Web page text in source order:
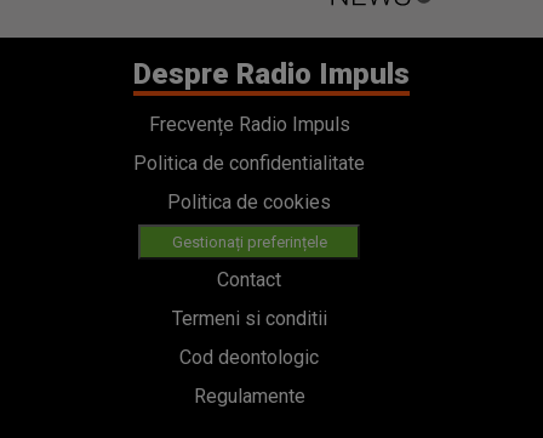
Despre Radio Impuls
Frecvențe Radio Impuls
Politica de confidentialitate
Politica de cookies
Gestionați preferințele
Contact
Termeni si conditii
Cod deontologic
Regulamente